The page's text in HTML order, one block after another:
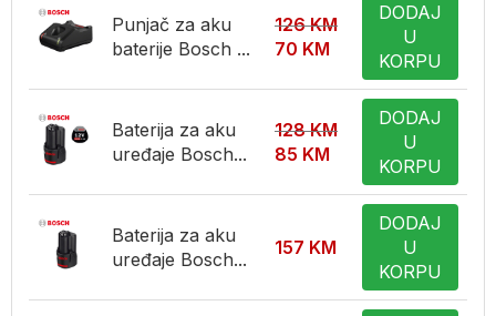
Punjač za aku
baterije Bosch ...
126KM
70 KM
DODAJ
U
KORPU
Baterija za aku
uređaje Bosch...
128KM
85 KM
DODAJ
U
KORPU
Baterija za aku
uređaje Bosch...
157 KM
DODAJ
U
KORPU